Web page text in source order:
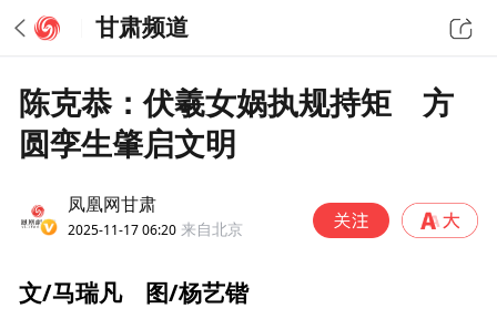
甘肃频道
陈克恭：伏羲女娲执规持矩 方
圆孪生肇启文明
凤凰网甘肃
2025-11-17 06:20 来自北京
文/马瑞凡 图/杨艺锴